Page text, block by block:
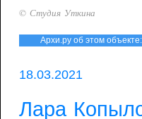
© Студия Уткина
Архи.ру об этом объекте:
18.03.2021
Лара